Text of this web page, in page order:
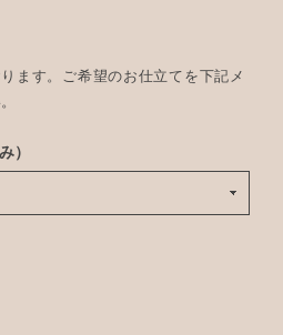
ます。ご希望のお仕立てを下記メ
）